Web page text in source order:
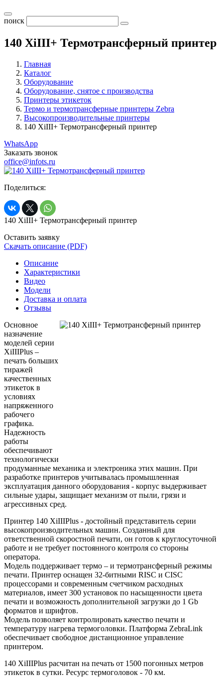
поиск
140 XiIII+ Термотрансферный принтер
Главная
Каталог
Оборудование
Оборудование, снятое с производства
Принтеры этикеток
Термо и термотрансферные принтеры Zebra
Высокопроизводительные принтеры
140 XiIII+ Термотрансферный принтер
WhatsApp
Заказать звонок
office@infots.ru
Поделиться:
140 XiIII+ Термотрансферный принтер
Оставить заявку
Скачать описание (PDF)
Описание
Характеристики
Видео
Модели
Доставка и оплата
Отзывы
Основное
назначение
моделей серии
XiIIIPlus –
печать больших
тиражей
качественных
этикеток в
условиях
напряженного
рабочего
графика.
Надежность
работы
обеспечивают
технологически
продуманные механика и электроника этих машин. При
разработке принтеров учитывалась промышленная
эксплуатация данного оборудования - корпус выдерживает
сильные удары, защищает механизм от пыли, грязи и
агрессивных сред.
Принтер 140 XiIIIPlus - достойный представитель серии
высокопроизводительных машин. Созданный для
ответственной скоростной печати, он готов к круглосуточной
работе и не требует постоянного контроля со стороны
оператора.
Модель поддерживает термо – и термотрансферный режимы
печати. Принтер оснащен 32-битными RISC и CISC
процессорами и современным счетчиком расходных
материалов, имеет 300 установок по насыщенности цвета
печати и возможность дополнительной загрузки до 1 Gb
форматов и шрифтов.
Модель позволяет контролировать качество печати и
температуру нагрева термоголовки. Платформа ZebraLink
обеспечивает свободное дистанционное управление
принтером.
140 XiIIIPlus расчитан на печать от 1500 погонных метров
этикеток в сутки. Ресурс термоголовок - 70 км.